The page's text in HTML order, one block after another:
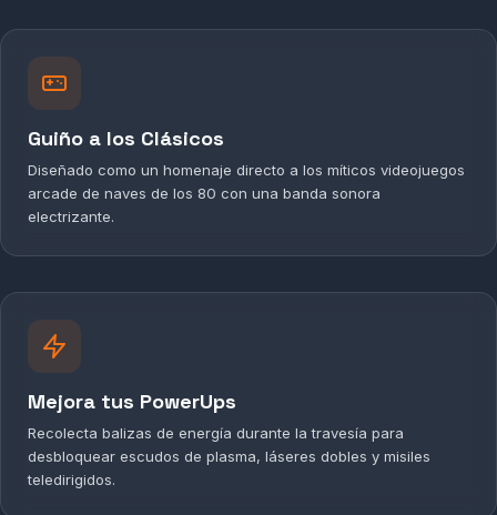
Guiño a los Clásicos
Diseñado como un homenaje directo a los míticos videojuegos
arcade de naves de los 80 con una banda sonora
electrizante.
Mejora tus PowerUps
Recolecta balizas de energía durante la travesía para
desbloquear escudos de plasma, láseres dobles y misiles
teledirigidos.